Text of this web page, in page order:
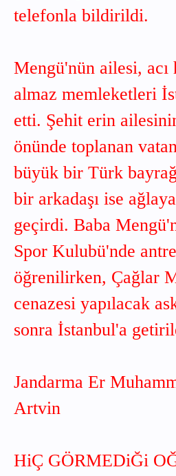
telefonla bildirildi.
Mengü'nün ailesi, acı
almaz memleketleri
etti. Şehit erin
önünde toplanan
büyük bir Türk
bir arkadaşı ise
geçirdi. Baba
Spor Kulubü'nde
öğrenilirken, Çağlar
cenazesi yapılacak
sonra İstanbul'a
Jandarma Er
Artvin
HiÇ GÖRMEDiĞi